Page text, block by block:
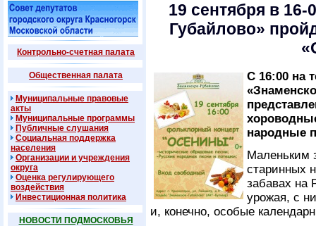
Контрольно-счетная палата
Общественная палата
Муниципальные правовые
акты
Муниципальные программы
Публичные слушания
Социальная поддержка
населения
Организации и учреждения
округа
Оценка регулирующего
воздействия
Инвестиционная политика
НОВОСТИ ПОДМОСКОВЬЯ
19 сентября в
Губайлово»
С 16:00 на
народные
Маленьким
старинных
забавах на
урожая, с
и, конечно, особые